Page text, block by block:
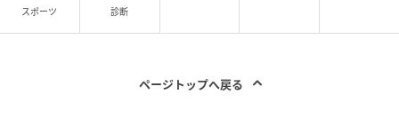
スポーツ 診断
ページトップへ戻る